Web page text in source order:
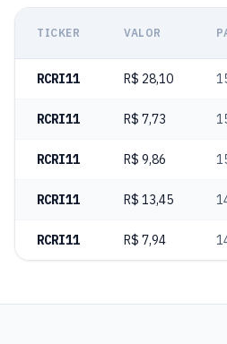
TICKER VALOR
RCRI11 R$ 28,10
RCRI11 R$ 7,73
RCRI11 R$ 9,86
RCRI11 R$ 13,45
RCRI11 R$ 7,94